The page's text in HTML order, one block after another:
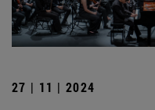
27 | 11 | 2024